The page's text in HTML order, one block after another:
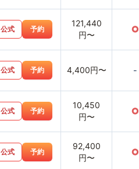
公式 予約
121,440
円〜
○
公式 予約 4,400円〜 -
公式 予約
10,450
円〜
○
公式 予約
92,400
円〜
○